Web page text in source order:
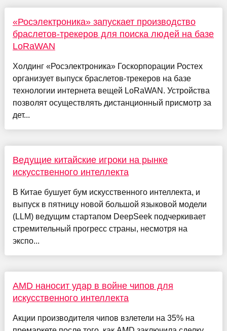
«Росэлектроника» запускает производство
браслетов-трекеров для поиска людей на базе
LoRaWAN
Холдинг «Росэлектроника» Госкорпорации Ростех
организует выпуск браслетов-трекеров на базе
технологии интернета вещей LoRaWAN. Устройства
позволят осуществлять дистанционный присмотр за
дет...
Ведущие китайские игроки на рынке
искусственного интеллекта
В Китае бушует бум искусственного интеллекта, и
выпуск в пятницу новой большой языковой модели
(LLM) ведущим стартапом DeepSeek подчеркивает
стремительный прогресс страны, несмотря на
экспо...
AMD наносит удар в войне чипов для
искусственного интеллекта
Акции производителя чипов взлетели на 35% на